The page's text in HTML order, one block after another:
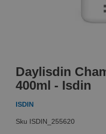
the
beginning
of
the
gallery
Daylisdin
400ml - Isdin
ISDIN
ISDIN_255620